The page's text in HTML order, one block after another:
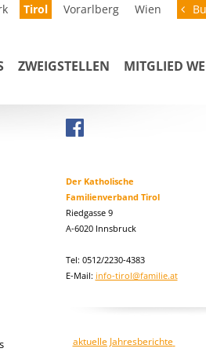
Tirol Vorarlberg Wien
ZWEIGSTELLEN MITGLIED
Der Katholische
Familienverband Tirol
Riedgasse 9
A-6020 Innsbruck
Tel: 0512/2230-4383
E-Mail: info-tirol@familie.at
aktuelle Jahresberichte